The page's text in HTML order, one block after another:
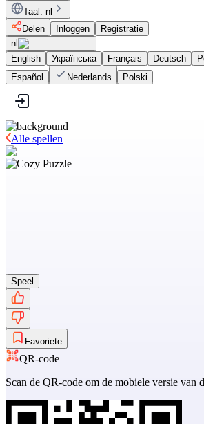
Taal : nl
Delen
Inloggen
Registratie
nl
English
Українська Français Deutsch
Español
Nederlands Polski
Alle spellen
Speel
Favoriete
QR-code
Scan de QR-code om de mobiele versie van